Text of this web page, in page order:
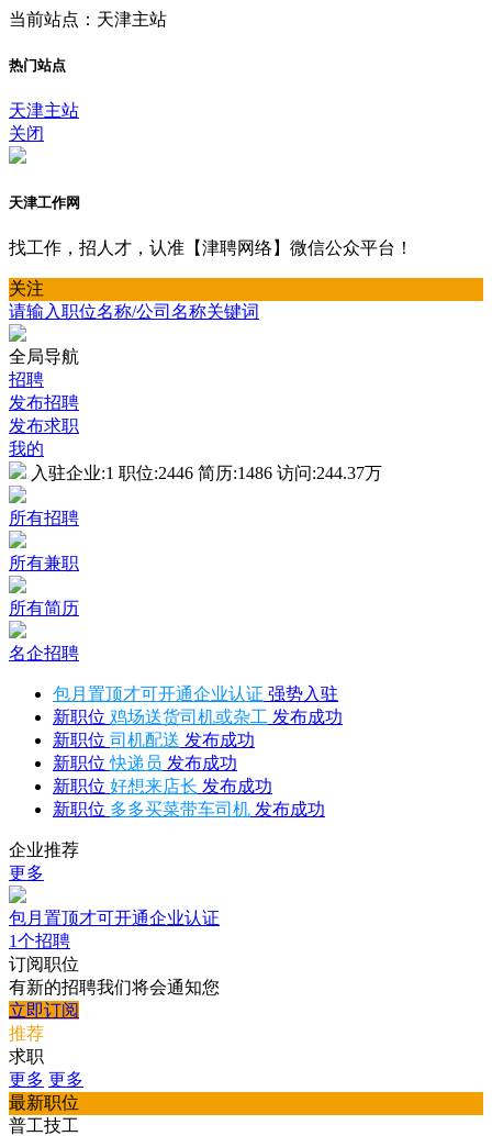
当前站点：天津主站
热门站点
天津主站
关闭
天津工作网
找工作，招人才，认准【津聘网络】微信公众平台！
关注
请输入职位名称/公司名称关键词
全局导航
招聘
发布招聘
发布求职
我的
入驻企业:1 职位:2446 简历:1486 访问:244.37万
所有招聘
所有兼职
所有简历
名企招聘
包月置顶才可开通企业认证 强势入驻
新职位 鸡场送货司机或杂工 发布成功
新职位 司机配送 发布成功
新职位快递员 发布成功
新职位 好想来店长 发布成功
新职位 多多买菜带车司机 发布成功
企业推荐
更多
包月置顶才可开通企业认证
1个招聘
订阅职位
有新的招聘我们将会通知您
立即订阅
推荐
求职
更多 更多
最新职位
普工技工